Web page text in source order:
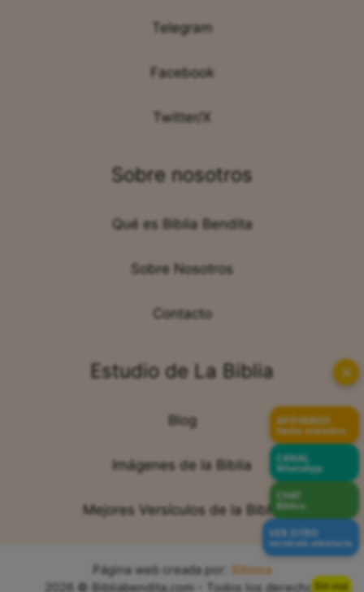
Sin voz
Telegram
Facebook
Twitter/X
Sobre nosotros
Qué es Biblia Bendita
Sobre Nosotros
Contacto
Estudio de La Biblia
Blog
Imágenes de la Biblia
Mejores Versículos de la Biblia
Página web creada por:
Sitiova
2026 © Bibliabendita.com - Todos los derechos
✕
APÓYANOS
Hazte miembro
CANAL
WhatsApp
CHAT
Bíblico
VER OTRO
versículo aleatorio